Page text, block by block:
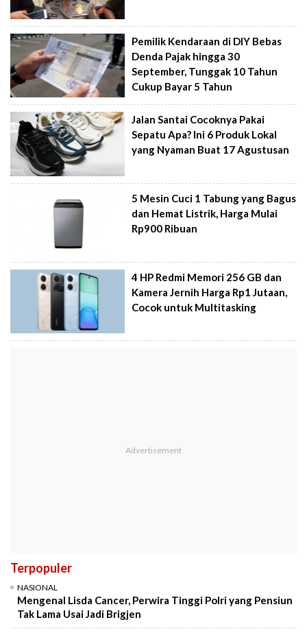
Pemilik Kendaraan di DIY Bebas
Denda Pajak hingga 30
September, Tunggak 10 Tahun
Cukup Bayar 5 Tahun
Jalan Santai Cocoknya Pakai
Sepatu Apa? Ini 6 Produk Lokal
yang Nyaman Buat 17 Agustusan
5 Mesin Cuci 1 Tabung yang Bagus
dan Hemat Listrik, Harga Mulai
Rp900 Ribuan
4 HP Redmi Memori 256 GB dan
Kamera Jernih Harga Rp1 Jutaan,
Cocok untuk Multitasking
Terpopuler
NASIONAL
Mengenal Lisda Cancer, Perwira Tinggi Polri yang Pensiun
Tak Lama Usai Jadi Brigjen